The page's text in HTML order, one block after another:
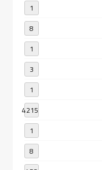
1
8
1
3
1
4215
1
8